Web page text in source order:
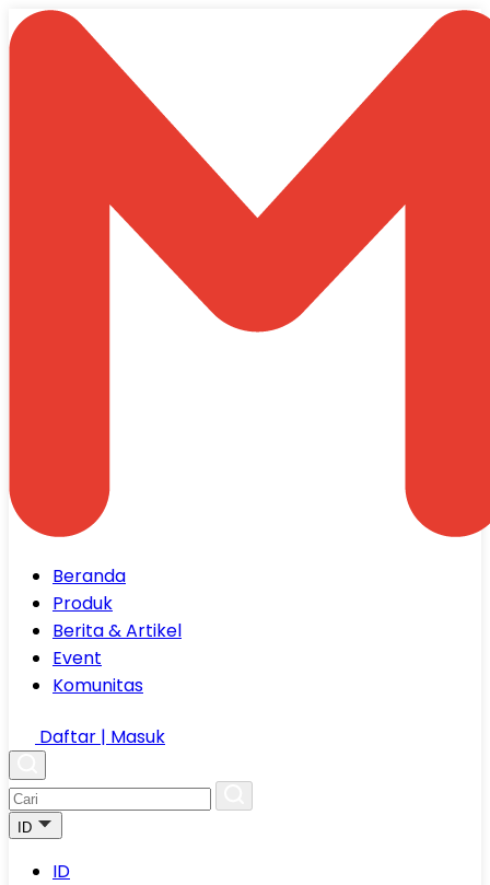
Beranda
Produk
Berita & Artikel
Event
Komunitas
Daftar | Masuk
ID
ID